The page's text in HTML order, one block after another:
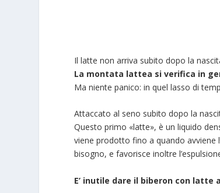
Il latte non arriva subito dopo la
La montata lattea si verifica in
Ma niente panico: in quel lasso di
Attaccato al seno subito dopo la
Questo primo «latte», è un liquido
viene prodotto fino a quando
bisogno, e favorisce inoltre
E’ inutile dare il biberon con